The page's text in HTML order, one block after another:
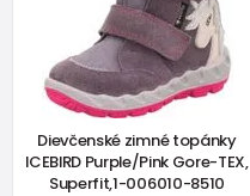
Dievčenské zimné topánky
ICEBIRD Purple/Pink Gore-TEX,
Superfit,1-006010-8510